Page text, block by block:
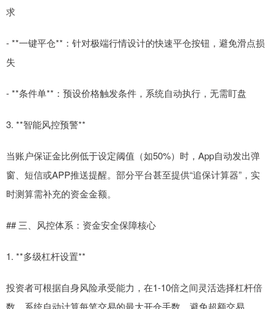
求
- **一键平仓**：针对极端行情设计的快速平仓按钮，避免滑点损
失
- **条件单**：预设价格触发条件，系统自动执行，无需盯盘
3. **智能风控预警**
当账户保证金比例低于设定阈值（如50%）时，App自动发出弹
窗、短信或APP推送提醒。部分平台甚至提供“追保计算器”，实
时测算需补充的资金金额。
## 三、风控体系：资金安全保障核心
1. **多级杠杆设置**
投资者可根据自身风险承受能力，在1-10倍之间灵活选择杠杆倍